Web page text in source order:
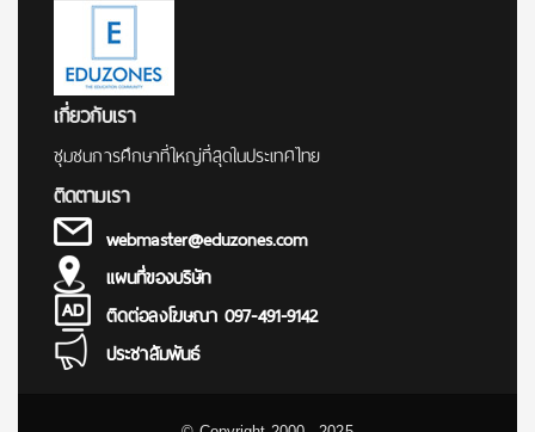
เกี่ยวกับเรา
ชุมชนการศึกษาที่ใหญ่ที่สุดในประเทศไทย
ติดตามเรา
webmaster@eduzones.com
แผนที่ของบริษัท
ติดต่อลงโฆษณา 097-491-9142
ประชาสัมพันธ์